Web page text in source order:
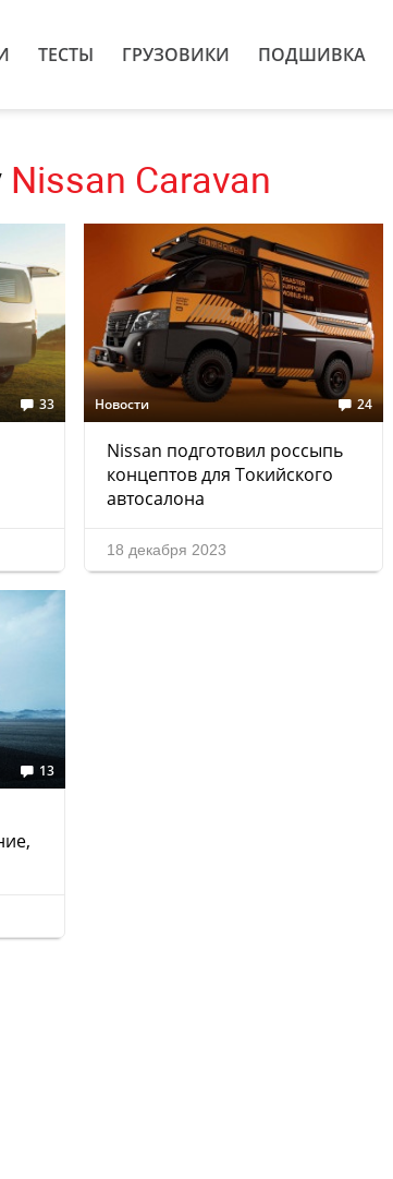
ТЕСТЫ ГРУЗОВИКИ ПОДШИВКА
Nissan Caravan
33 Новости 24
Nissan подготовил россыпь
концептов для Токийского
автосалона
18 декабря 2023
13